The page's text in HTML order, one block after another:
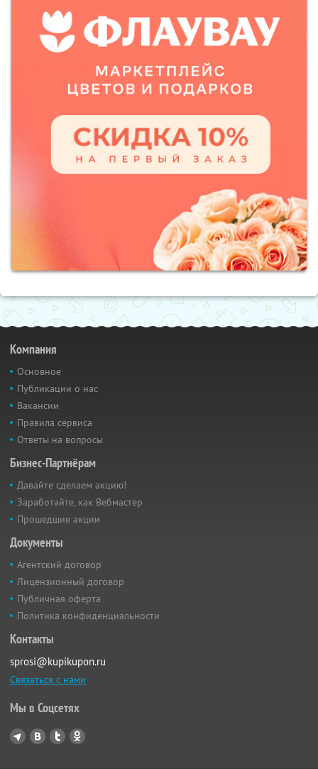
Компания
Основное
Публикации о нас
Вакансии
Правила сервиса
Ответы на вопросы
Бизнес-Партнёрам
Давайте сделаем акцию!
Заработайте, как Вебмастер
Прошедшие акции
Документы
Агентский договор
Лицензионный договор
Публичная оферта
Политика конфиденциальности
Контакты
sprosi@kupikupon.ru
Связаться с нами
Мы в Соцсетях